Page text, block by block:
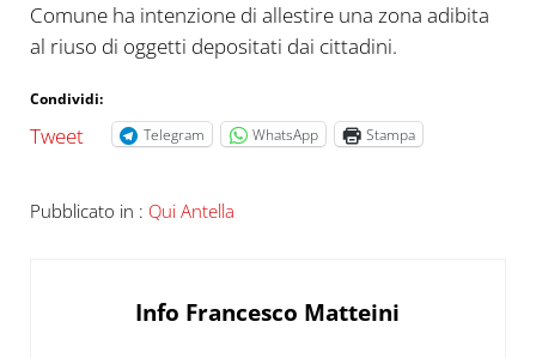
Comune ha intenzione di allestire una zona adibita
al riuso di oggetti depositati dai cittadini.
Condividi:
Tweet Telegram WhatsApp Stampa
Pubblicato in : Qui Antella
Info Francesco Matteini